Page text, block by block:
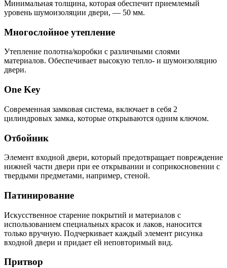
Минимальная толщина, которая обеспечит приемлемый
уровень шумоизоляции двери, — 50 мм.
Многослойное утепление
Утепление полотна/коробки с различными слоями
материалов. Обеспечивает высокую тепло- и шумоизоляцию
двери.
One Key
Современная замковая система, включает в себя 2
цилиндровых замка, которые открываются одним ключом.
Отбойник
Элемент входной двери, который предотвращает повреждение
нижней части двери при ее открывании и соприкосновении с
твердыми предметами, например, стеной.
Патинирование
Искусственное старение покрытий и материалов с
использованием специальных красок и лаков, наносится
только вручную. Подчеркивает каждый элемент рисунка
входной двери и придает ей неповторимый вид.
Притвор